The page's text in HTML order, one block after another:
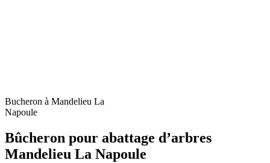
Bucheron à Mandelieu La
Napoule
Bûcheron pour abattage d’arbres
Mandelieu La Napoule